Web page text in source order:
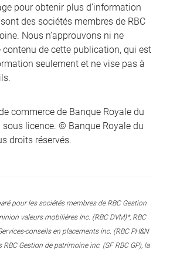
pour obtenir plus d’information
des sociétés membres de RBC
Nous n’approuvons ni ne
de cette publication, qui est
seulement et ne vise pas à
commerce de Banque Royale du
sous licence. © Banque Royale du
droits réservés.
pour les sociétés membres de RBC Gestion
valeurs mobilières Inc. (RBC DVM)*, RBC
conseils en placements inc. (RBC PH&N
RBC Gestion de patrimoine inc. (SF RBC GP), la